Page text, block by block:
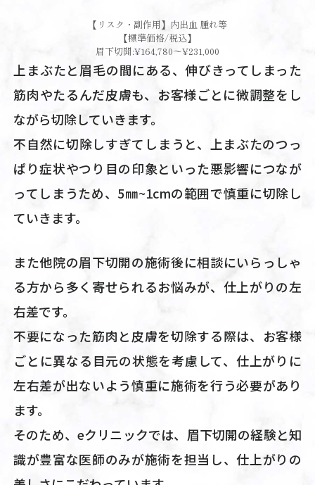
【リスク・副作用】内出血 腫れ等
【標準価格/税込】
眉下切開:¥164,780～¥231,000
上まぶたと眉毛の間にある、伸びきってしまった
筋肉やたるんだ皮膚も、お客様ごとに微調整をし
ながら切除していきます。
不自然に切除しすぎてしまうと、上まぶたのつっ
ぱり症状やつり目の印象といった悪影響につなが
ってしまうため、5㎜~1cmの範囲で慎重に切除し
ていきます。
また他院の眉下切開の施術後に相談にいらっしゃ
る方から多く寄せられるお悩みが、仕上がりの左
右差です。
不要になった筋肉と皮膚を切除する際は、お客様
ごとに異なる目元の状態を考慮して、仕上がりに
左右差が出ないよう慎重に施術を行う必要があり
ます。
そのため、eクリニックでは、眉下切開の経験と知
識が豊富な医師のみが施術を担当し、仕上がりの